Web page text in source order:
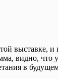
выставке, и
видно, что
в